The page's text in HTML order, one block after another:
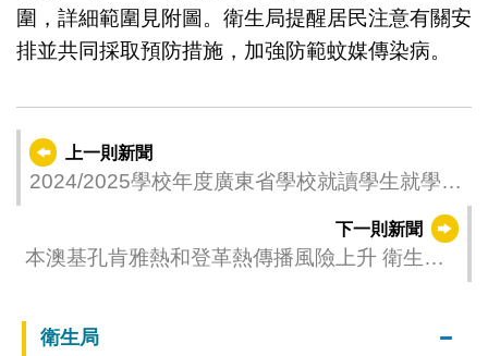
圍，詳細範圍見附圖。衛生局提醒居民注意有關安
排並共同採取預防措施，加強防範蚊媒傳染病。
上一則新聞
2024/2025學校年度廣東省學校就讀學生就學財
政支援—學費津貼及學習用品津貼審批結果公
佈
下一則新聞
本澳基孔肯雅熱和登革熱傳播風險上升 衛生局
衛生局